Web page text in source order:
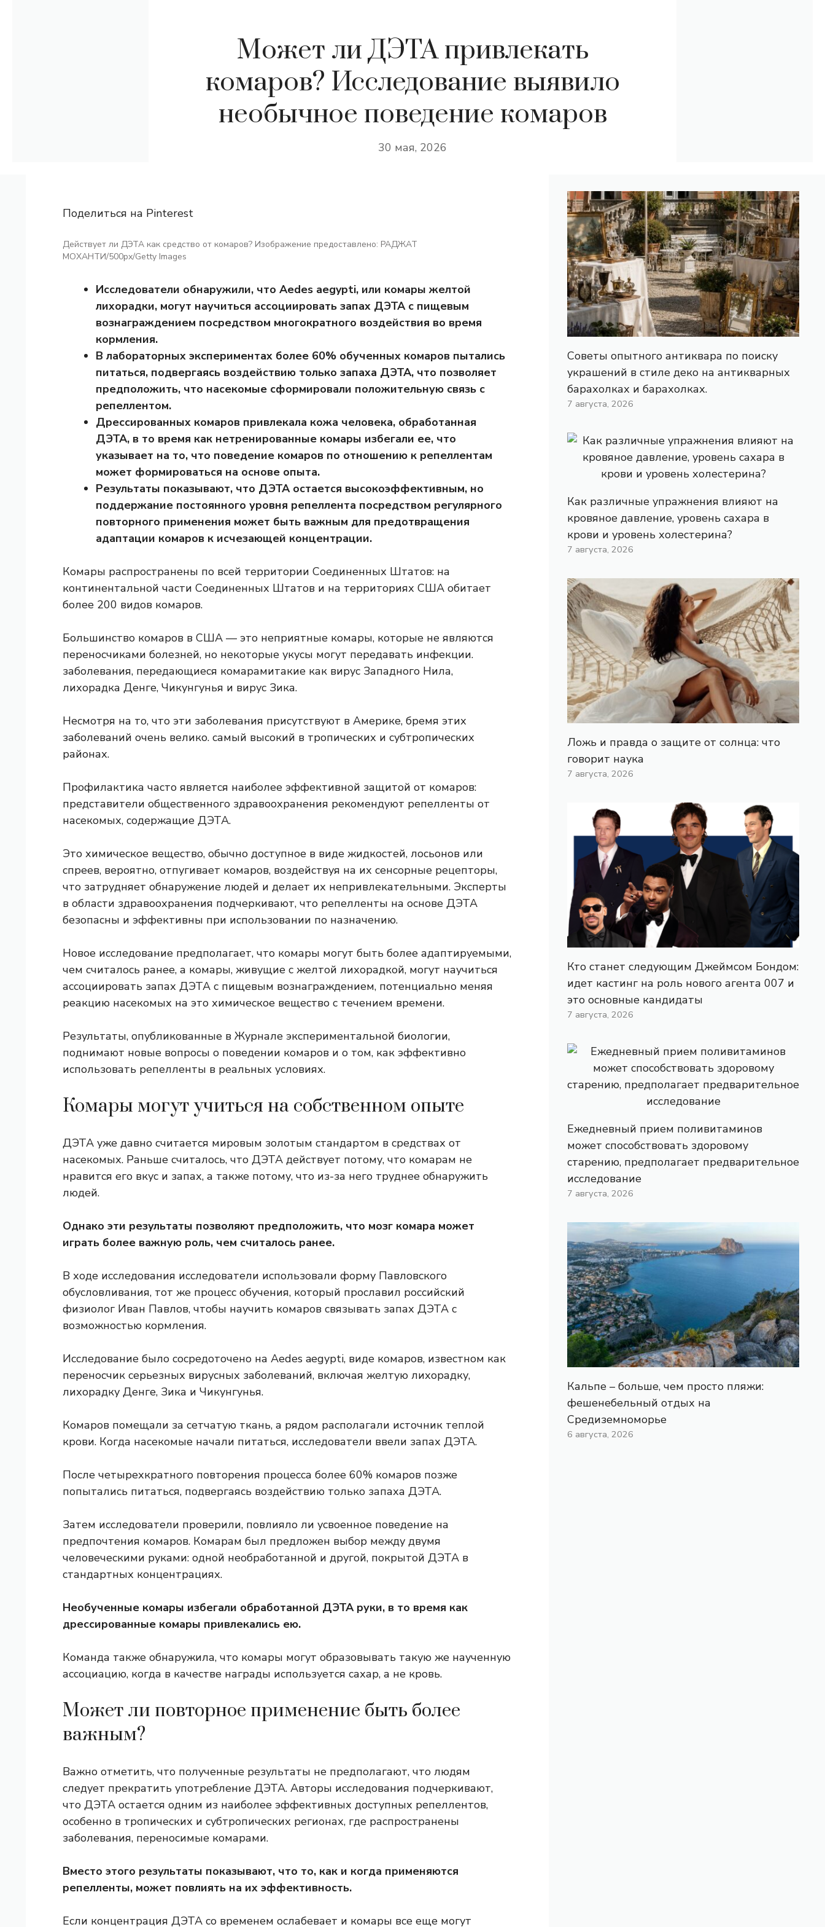
Может ли ДЭТА привлекать
комаров? Исследование выявило
необычное поведение комаров
30 мая, 2026
Поделиться на Pinterest
Действует ли ДЭТА как средство от комаров? Изображение предоставлено: РАДЖАТ
МОХАНТИ/500px/Getty Images
Исследователи обнаружили, что Aedes aegypti, или комары желтой
лихорадки, могут научиться ассоциировать запах ДЭТА с пищевым
вознаграждением посредством многократного воздействия во время
кормления.
В лабораторных экспериментах более 60% обученных комаров пытались
питаться, подвергаясь воздействию только запаха ДЭТА, что позволяет
предположить, что насекомые сформировали положительную связь с
репеллентом.
Дрессированных комаров привлекала кожа человека, обработанная
ДЭТА, в то время как нетренированные комары избегали ее, что
указывает на то, что поведение комаров по отношению к репеллентам
может формироваться на основе опыта.
Результаты показывают, что ДЭТА остается высокоэффективным, но
поддержание постоянного уровня репеллента посредством регулярного
повторного применения может быть важным для предотвращения
адаптации комаров к исчезающей концентрации.
Комары распространены по всей территории Соединенных Штатов: на
континентальной части Соединенных Штатов и на территориях США обитает
более 200 видов комаров.
Большинство комаров в США — это неприятные комары, которые не являются
переносчиками болезней, но некоторые укусы могут передавать инфекции.
заболевания, передающиеся комарамитакие как вирус Западного Нила,
лихорадка Денге, Чикунгунья и вирус Зика.
Несмотря на то, что эти заболевания присутствуют в Америке, бремя этих
заболеваний очень велико. самый высокий в тропических и субтропических
районах.
Профилактика часто является наиболее эффективной защитой от комаров:
представители общественного здравоохранения рекомендуют репелленты от
насекомых, содержащие ДЭТА.
Это химическое вещество, обычно доступное в виде жидкостей, лосьонов или
спреев, вероятно, отпугивает комаров, воздействуя на их сенсорные рецепторы,
что затрудняет обнаружение людей и делает их непривлекательными. Эксперты
в области здравоохранения подчеркивают, что репелленты на основе ДЭТА
безопасны и эффективны при использовании по назначению.
Новое исследование предполагает, что комары могут быть более адаптируемыми,
чем считалось ранее, а комары, живущие с желтой лихорадкой, могут научиться
ассоциировать запах ДЭТА с пищевым вознаграждением, потенциально меняя
реакцию насекомых на это химическое вещество с течением времени.
Результаты, опубликованные в Журнале экспериментальной биологии,
поднимают новые вопросы о поведении комаров и о том, как эффективно
использовать репелленты в реальных условиях.
Комары могут учиться на собственном опыте
ДЭТА уже давно считается мировым золотым стандартом в средствах от
насекомых. Раньше считалось, что ДЭТА действует потому, что комарам не
нравится его вкус и запах, а также потому, что из-за него труднее обнаружить
людей.
Однако эти результаты позволяют предположить, что мозг комара может
играть более важную роль, чем считалось ранее.
В ходе исследования исследователи использовали форму Павловского
обусловливания, тот же процесс обучения, который прославил российский
физиолог Иван Павлов, чтобы научить комаров связывать запах ДЭТА с
возможностью кормления.
Исследование было сосредоточено на Aedes aegypti, виде комаров, известном как
переносчик серьезных вирусных заболеваний, включая желтую лихорадку,
лихорадку Денге, Зика и Чикунгунья.
Комаров помещали за сетчатую ткань, а рядом располагали источник теплой
крови. Когда насекомые начали питаться, исследователи ввели запах ДЭТА.
После четырехкратного повторения процесса более 60% комаров позже
попытались питаться, подвергаясь воздействию только запаха ДЭТА.
Затем исследователи проверили, повлияло ли усвоенное поведение на
предпочтения комаров. Комарам был предложен выбор между двумя
человеческими руками: одной необработанной и другой, покрытой ДЭТА в
стандартных концентрациях.
Необученные комары избегали обработанной ДЭТА руки, в то время как
дрессированные комары привлекались ею.
Команда также обнаружила, что комары могут образовывать такую ​​же наученную
ассоциацию, когда в качестве награды используется сахар, а не кровь.
Может ли повторное применение быть более
важным?
Важно отметить, что полученные результаты не предполагают, что людям
следует прекратить употребление ДЭТА. Авторы исследования подчеркивают,
что ДЭТА остается одним из наиболее эффективных доступных репеллентов,
особенно в тропических и субтропических регионах, где распространены
заболевания, переносимые комарами.
Вместо этого результаты показывают, что то, как и когда применяются
репелленты, может повлиять на их эффективность.
Если концентрация ДЭТА со временем ослабевает и комары все еще могут
Советы опытного антиквара по поиску
украшений в стиле деко на антикварных
барахолках и барахолках.
7 августа, 2026
Как различные упражнения влияют на
кровяное давление, уровень сахара в
крови и уровень холестерина?
7 августа, 2026
Ложь и правда о защите от солнца: что
говорит наука
7 августа, 2026
Кто станет следующим Джеймсом Бондом:
идет кастинг на роль нового агента 007 и
это основные кандидаты
7 августа, 2026
Ежедневный прием поливитаминов
может способствовать здоровому
старению, предполагает предварительное
исследование
7 августа, 2026
Кальпе – больше, чем просто пляжи:
фешенебельный отдых на
Средиземноморье
6 августа, 2026